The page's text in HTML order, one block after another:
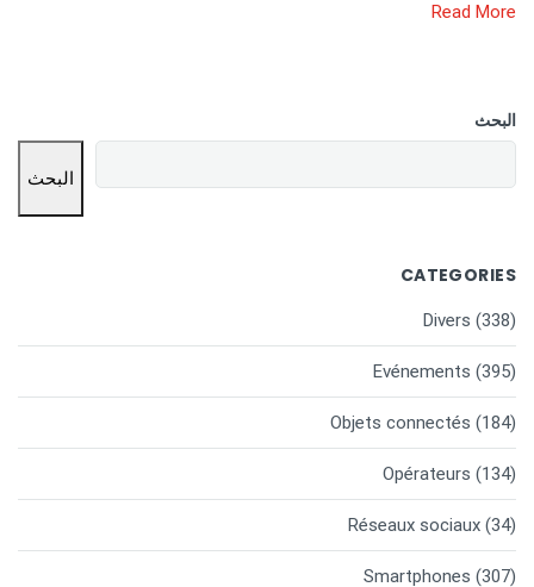
Read More
البحث
البحث
CATEGORIES
Divers (338)
Evénements (395)
Objets connectés (184)
Opérateurs (134)
Réseaux sociaux (34)
Smartphones (307)